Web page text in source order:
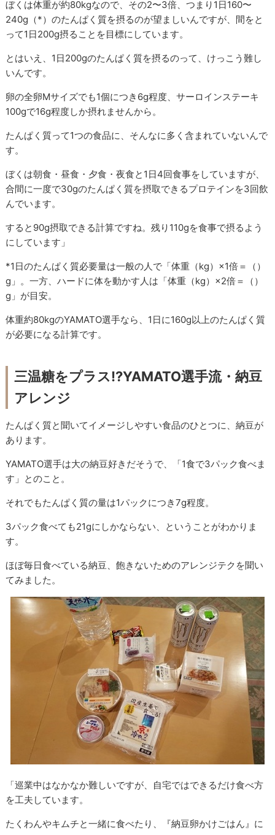
ぼくは体重が約80kgなので、その2〜3倍、つまり1日160〜
240g（*）のたんぱく質を摂るのが望ましいんですが、間をと
って1日200g摂ることを目標にしています。
とはいえ、1日200gのたんぱく質を摂るのって、けっこう難し
いんです。
卵の全卵Mサイズでも1個につき6g程度、サーロインステーキ
100gで16g程度しか摂れませんから。
たんぱく質って1つの食品に、そんなに多く含まれていないんで
す。
ぼくは朝食・昼食・夕食・夜食と1日4回食事をしていますが、
合間に一度で30gのたんぱく質を摂取できるプロテインを3回飲
んでいます。
すると90g摂取できる計算ですね。残り110gを食事で摂るよう
にしています」
*1日のたんぱく質必要量は一般の人で「体重（kg）×1倍＝（）
g」。一方、ハードに体を動かす人は「体重（kg）×2倍＝（）
g」が目安。
体重約80kgのYAMATO選手なら、1日に160g以上のたんぱく質
が必要になる計算です。
三温糖をプラス!?YAMATO選手流・納豆
アレンジ
たんぱく質と聞いてイメージしやすい食品のひとつに、納豆が
あります。
YAMATO選手は大の納豆好きだそうで、「1食で3パック食べま
す」とのこと。
それでもたんぱく質の量は1パックにつき7g程度。
3パック食べても21gにしかならない、ということがわかりま
す。
ほぼ毎日食べている納豆、飽きないためのアレンジテクを聞い
てみました。
「巡業中はなかなか難しいですが、自宅ではできるだけ食べ方
を工夫しています。
たくわんやキムチと一緒に食べたり、『納豆卵かけごはん』に